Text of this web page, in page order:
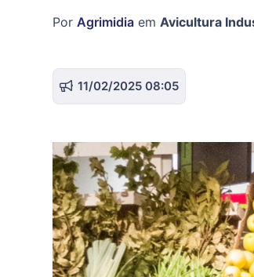
Por Agrimidia em Avicultura
11/02/2025 08:05